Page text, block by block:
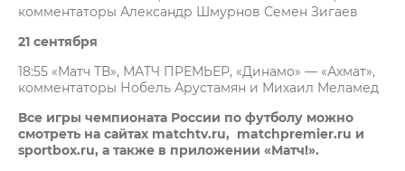
комментаторы Александр Шмурнов Семен Зигаев
21 сентября
18:55 «Матч ТВ», МАТЧ ПРЕМЬЕР, «Динамо» — «Ахмат»,
комментаторы Нобель Арустамян и Михаил Меламед
Все игры чемпионата России по футболу можно
смотреть на сайтах matchtv.ru, matchpremier.ru и
sportbox.ru, а также в приложении «Матч!».